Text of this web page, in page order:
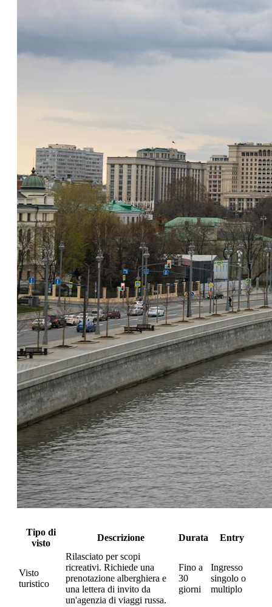
Tipo di
visto
Descrizione Durata Entry
Visto
turistico
Rilasciato per scopi
ricreativi. Richiede una
prenotazione alberghiera e
una lettera di invito da
un'agenzia di viaggi russa.
Fino a
30
giorni
Ingresso
singolo o
multiplo